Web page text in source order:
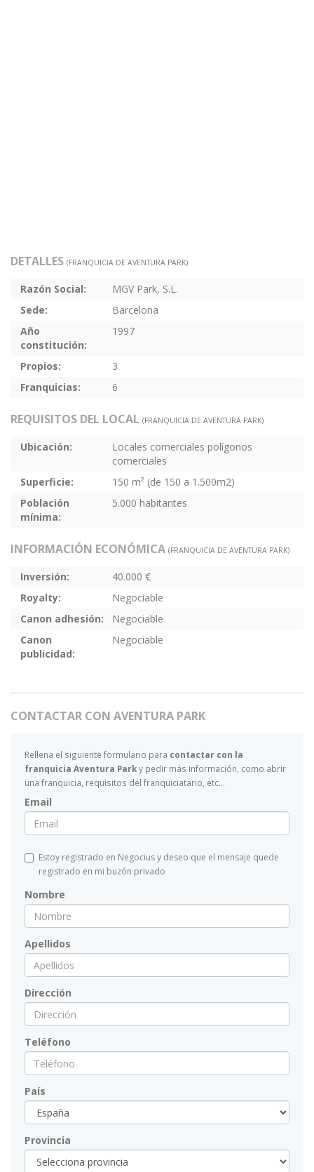
DETALLES (FRANQUICIA DE AVENTURA PARK)
Razón Social:
MGV Park, S.L.
Sede:
Barcelona
Año
constitución:
1997
Propios:
3
Franquicias:
6
REQUISITOS DEL LOCAL (FRANQUICIA DE AVENTURA PARK)
Ubicación:
Locales comerciales polígonos
comerciales
Superficie:
150 m² (de 150 a 1.500m2)
Población
mínima:
5.000 habitantes
INFORMACIÓN ECONÓMICA (FRANQUICIA DE AVENTURA PARK)
Inversión:
40.000 €
Royalty:
Negociable
Canon adhesión:
Negociable
Canon
publicidad:
Negociable
CONTACTAR CON AVENTURA PARK
Rellena el siguiente formulario para contactar con la
franquicia Aventura Parky pedir más información, como abrir
una franquicia, requisitos del franquiciatario, etc...
Email
Estoy registrado en Negocius y deseo que el mensaje quede
registrado en mi buzón privado
Nombre
Apellidos
Dirección
Teléfono
País
Provincia